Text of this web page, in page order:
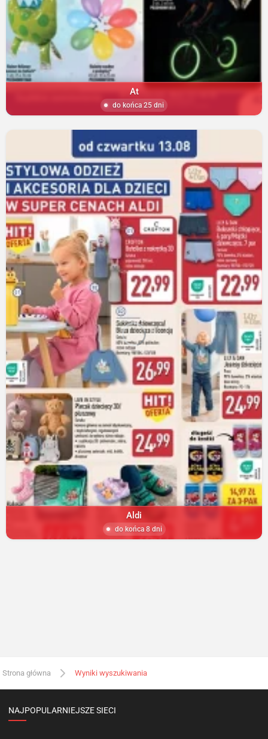
At
do końca 25 dni
Aldi
do końca 8 dni
Strona główna Wyniki wyszukiwania
NAJPOPULARNIEJSZE SIECI